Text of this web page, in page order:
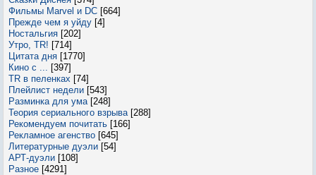
Фильмы Marvel и DC [664]
Прежде чем я уйду [4]
Ностальгия [202]
Утро, TR! [714]
Цитата дня [1770]
Кино с ... [397]
TR в пеленках [74]
Плейлист недели [543]
Разминка для ума [248]
Теория сериального взрыва [288]
Рекомендуем почитать [166]
Рекламное агенство [645]
Литературные дуэли [54]
АРТ-дуэли [108]
Разное [4291]